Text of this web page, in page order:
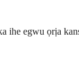
ihe egwu ọrịa